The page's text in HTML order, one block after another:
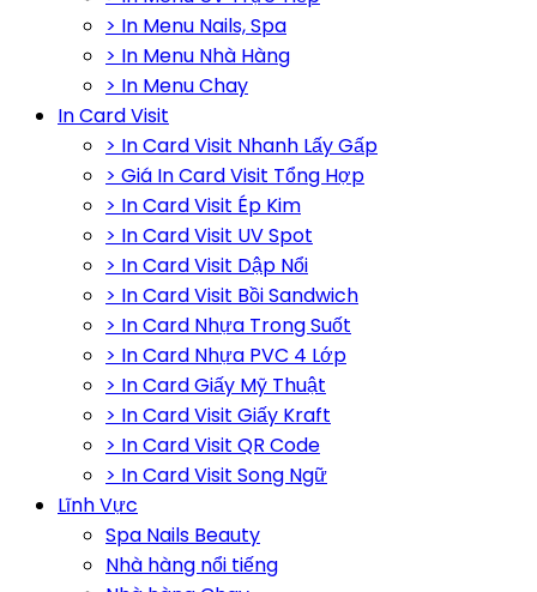
> In Menu Nails, Spa
> In Menu Nhà Hàng
> In Menu Chay
In Card Visit
> In Card Visit Nhanh Lấy Gấp
> Giá In Card Visit Tổng Hợp
> In Card Visit Ép Kim
> In Card Visit UV Spot
> In Card Visit Dập Nổi
> In Card Visit Bồi Sandwich
> In Card Nhựa Trong Suốt
> In Card Nhựa PVC 4 Lớp
> In Card Giấy Mỹ Thuật
> In Card Visit Giấy Kraft
> In Card Visit QR Code
> In Card Visit Song Ngữ
Lĩnh Vực
Spa Nails Beauty
Nhà hàng nổi tiếng